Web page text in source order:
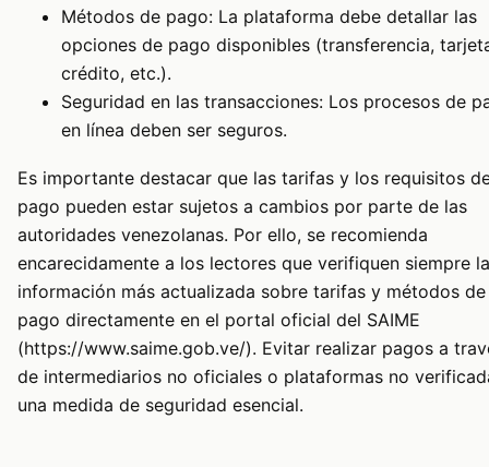
Métodos de pago: La plataforma debe detallar las
opciones de pago disponibles (transferencia,
crédito, etc.).
Seguridad en las transacciones: Los procesos de
en línea deben ser seguros.
Es importante destacar que las tarifas y los requisitos
pago pueden estar sujetos a cambios por parte de las
autoridades venezolanas. Por ello, se recomienda
encarecidamente a los lectores que verifiquen siempre la
información más actualizada sobre tarifas y métodos de
pago directamente en el portal oficial del SAIME
(https://www.saime.gob.ve/). Evitar realizar pagos a
de intermediarios no oficiales o plataformas no
una medida de seguridad esencial.